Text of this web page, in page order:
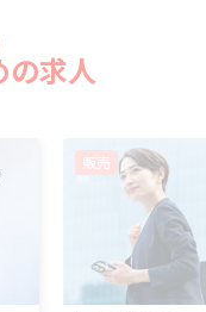
の求人
販売